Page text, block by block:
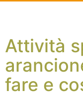
Attività
fare e